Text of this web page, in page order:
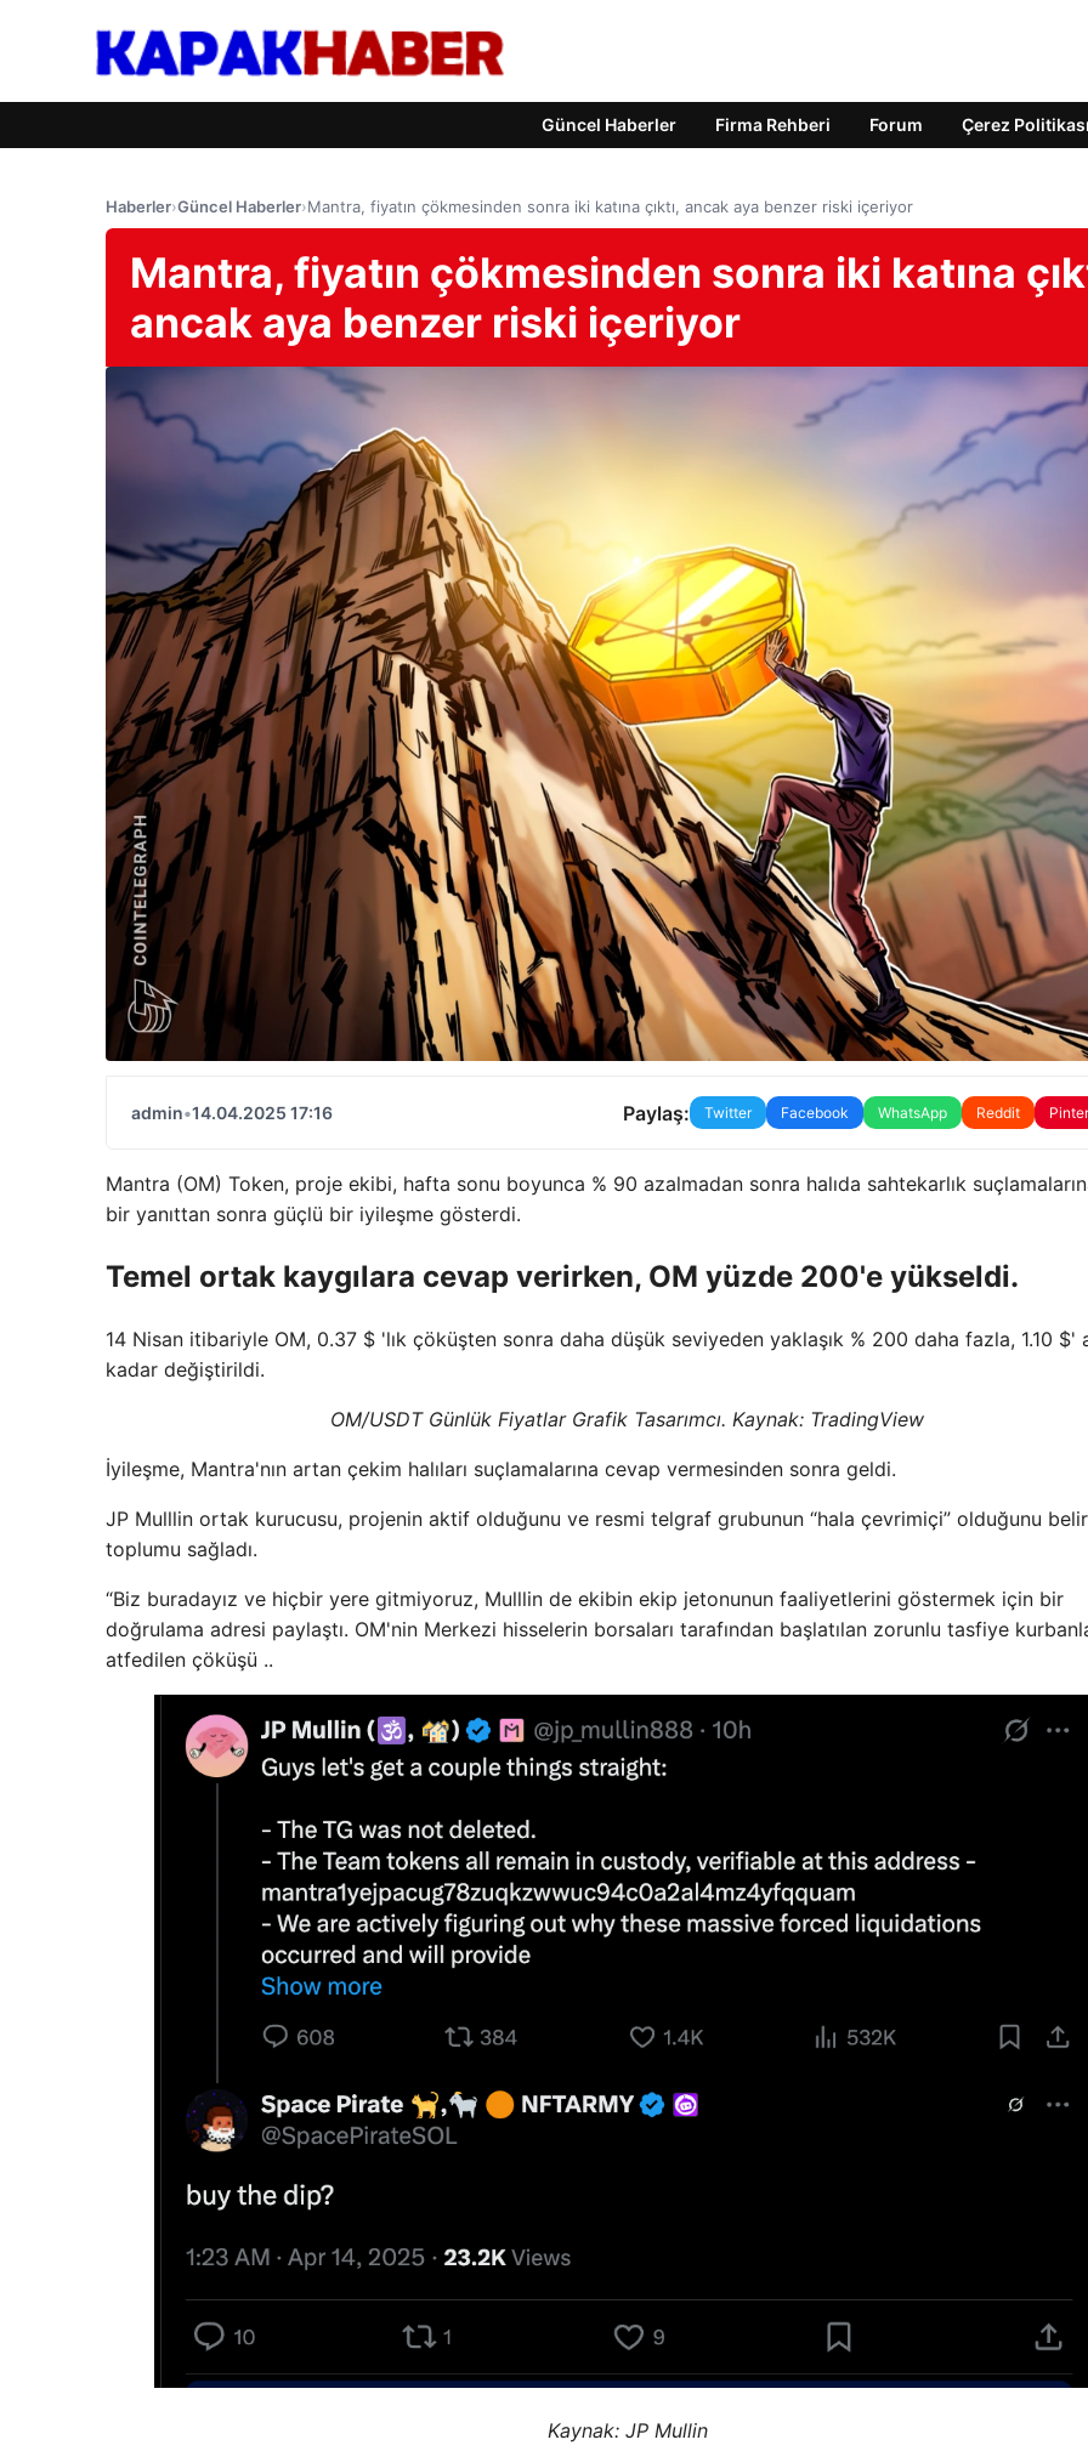
Güncel Haberler Firma Rehberi Forum Çerez
Haberler›Güncel Haberler›Mantra, fiyatın çökmesinden sonra iki katına çıktı, ancak aya benzer riski içeriyor
Mantra, fiyatın çökmesinden sonra iki katına
ancak aya benzer riski içeriyor
admin•14.04.2025 17:16 Paylaş: Twitter Facebook WhatsApp Reddit
Mantra (OM) Token, proje ekibi, hafta sonu boyunca % 90 azalmadan sonra halıda sahtekarlık
bir yanıttan sonra güçlü bir iyileşme gösterdi.
Temel ortak kaygılara cevap verirken, OM yüzde 200'e yükseldi.
14 Nisan itibariyle OM, 0.37 $ 'lık çöküşten sonra daha düşük seviyeden yaklaşık % 200 daha fazla, 1.10 $'
kadar değiştirildi.
OM/USDT Günlük Fiyatlar Grafik Tasarımcı. Kaynak: TradingView
İyileşme, Mantra'nın artan çekim halıları suçlamalarına cevap vermesinden sonra geldi.
JP Mulllin ortak kurucusu, projenin aktif olduğunu ve resmi telgraf grubunun “hala çevrimiçi” olduğunu
toplumu sağladı.
“Biz buradayız ve hiçbir yere gitmiyoruz, Mulllin de ekibin ekip jetonunun faaliyetlerini göstermek için bir
doğrulama adresi paylaştı. OM'nin Merkezi hisselerin borsaları tarafından başlatılan zorunlu tasfiye
atfedilen çöküşü ..
Kaynak:JP Mullin